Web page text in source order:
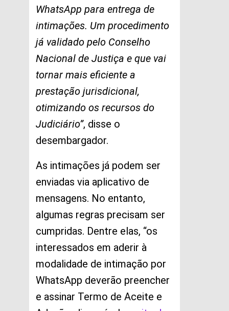
WhatsApp para entrega de
intimações. Um procedimento
já validado pelo Conselho
Nacional de Justiça e que vai
tornar mais eficiente a
prestação jurisdicional,
otimizando os recursos do
Judiciário”, disse o
desembargador.
As intimações já podem ser
enviadas via aplicativo de
mensagens. No entanto,
algumas regras precisam ser
cumpridas. Dentre elas, “os
interessados em aderir à
modalidade de intimação por
WhatsApp deverão preencher
e assinar Termo de Aceite e